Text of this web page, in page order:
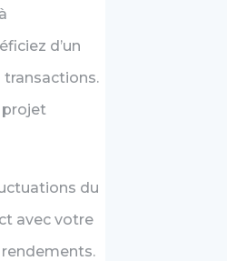
d’un
projet
du
avec votre